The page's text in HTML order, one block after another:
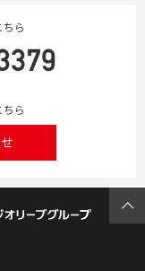
ちら
ら